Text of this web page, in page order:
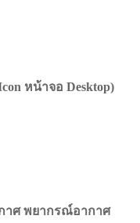
หน้าจอ Desktop)
าศ พยากรณ์อากาศ